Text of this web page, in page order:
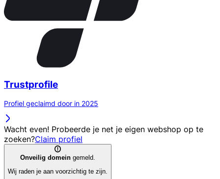
Trustprofile
Profiel geclaimd door in 2025
Wacht even! Probeerde je net je eigen webshop op te
zoeken?Claim profiel
Onveilig domein gemeld.
Wij raden je aan voorzichtig te zijn.